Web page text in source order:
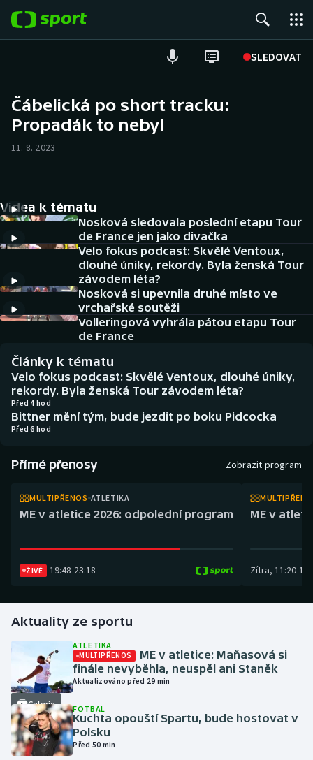
SLEDOVAT
ME v plavání
Tenis
DALŠÍ SPORTY
Americký fotbal
Atletika
Baseball a softbal
Basketbal
Biatlon
Boby a skeleton
Box
Florbal
Futsal
Golf
Gymnastika
NEPŘEHLÉDNĚTE
Soutěže
Historické návraty
Aplikace ČT sport
AZ kvíz
Čábelická po short tracku:
Propadák to nebyl
11. 8. 2023
Videa k tématu
Nosková sledovala poslední etapu Tour
de France jen jako divačka
Velo fokus podcast: Skvělé Ventoux,
dlouhé úniky, rekordy. Byla ženská Tour
závodem léta?
Nosková si upevnila druhé místo ve
vrchařské soutěži
Volleringová vyhrála pátou etapu Tour
de France
Články k tématu
Velo fokus podcast: Skvělé Ventoux, dlouhé úniky,
rekordy. Byla ženská Tour závodem léta?
Před 4 hod
Bittner mění tým, bude jezdit po boku Pidcocka
Před 6 hod
Přímé přenosy Zobrazit program
MULTIPŘENOS ATLETIKA
ME v atletice 2026: odpolední program
ŽIVĚ 19:48-23:18
ME v
Zítra, 11:20-
Aktuality ze sportu
Galerie
ATLETIKA
MULTIPŘENOS
ME v atletice: Maňasová si
finále nevyběhla, neuspěl ani Staněk
Aktualizováno před 29 min
FOTBAL
Kuchta opouští Spartu, bude hostovat v
Polsku
Před 50 min